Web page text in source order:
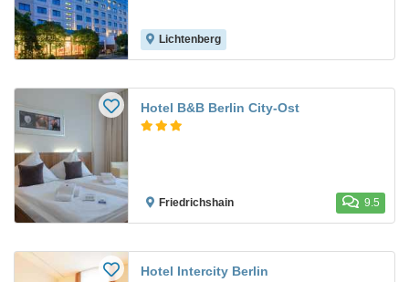
Lichtenberg
Hotel B&B Berlin City-Ost
Friedrichshain 9.5
Hotel Intercity Berlin